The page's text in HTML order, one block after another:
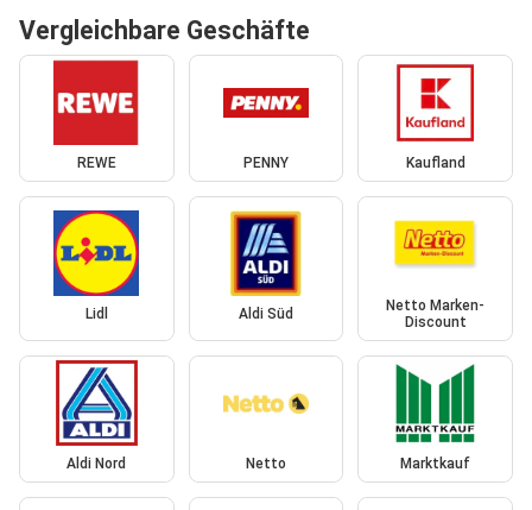
Vergleichbare Geschäfte
REWE PENNY Kaufland
Lidl Aldi Süd
Netto Marken-
Discount
Aldi Nord Netto Marktkauf